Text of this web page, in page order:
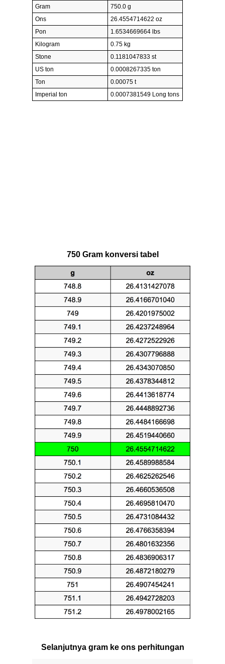
Gram
750.0 g
Ons
26.4554714622 oz
Pon
1.6534669664 lbs
Kilogram
0.75 kg
Stone
0.1181047833 st
US ton
0.0008267335 ton
Ton
0.00075 t
Imperial ton
0.0007381549 Long tons
750 Gram konversi tabel
Selanjutnya gram ke ons perhitungan